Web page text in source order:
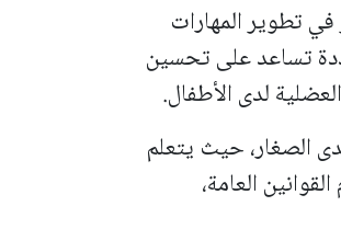
تطوير المهارات
تساعد على تحسين
لدى الأطفال.
الصغار، حيث يتعلم
العامة،